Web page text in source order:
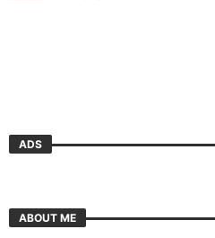
ADS
ABOUT ME